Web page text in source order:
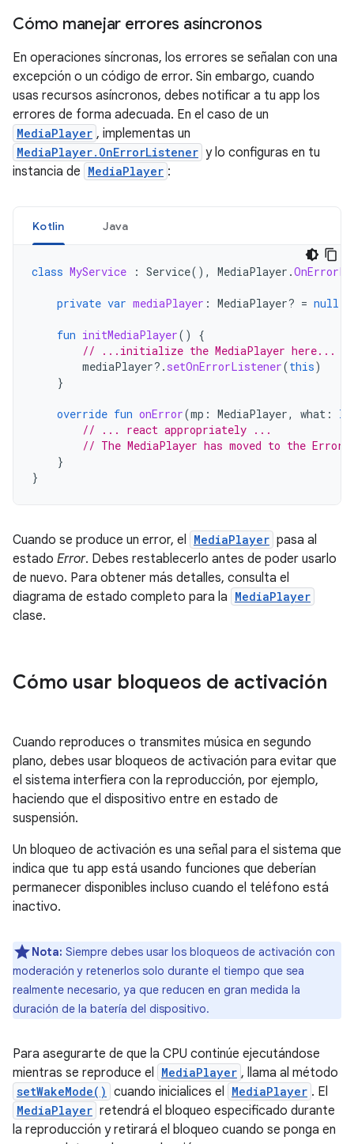
Cómo manejar errores asíncronos
En operaciones síncronas, los errores se señalan con una
excepción o un código de error. Sin embargo, cuando
usas recursos asíncronos, debes notificar a tu app los
errores de forma adecuada. En el caso de un
MediaPlayer , implementas un
MediaPlayer.OnErrorListener y lo configuras en tu
instancia de MediaPlayer :
Kotlin Java
class MyService : Service(), MediaPlayer .
private var mediaPlayer : MediaPlayer? = null
fun initMediaPlayer()
{
// ...initialize the MediaPlayer here...
mediaPlayer?. setOnErrorListener(this)
}
override fun onError(mp : MediaPlayer, what :
// ... react appropriately ...
// The MediaPlayer has moved to the
}
}
Cuando se produce un error, el MediaPlayer pasa al
estado Error. Debes restablecerlo antes de poder usarlo
de nuevo. Para obtener más detalles, consulta el
diagrama de estado completo para la MediaPlayer
clase.
Cómo usar bloqueos de activación
Cuando reproduces o transmites música en segundo
plano, debes usar bloqueos de activación para evitar que
el sistema interfiera con la reproducción, por ejemplo,
haciendo que el dispositivo entre en estado de
suspensión.
Un bloqueo de activación es una señal para el sistema que
indica que tu app está usando funciones que deberían
permanecer disponibles incluso cuando el teléfono está
inactivo.
Nota: Siempre debes usar los bloqueos de activación con
moderación y retenerlos solo durante el tiempo que sea
realmente necesario, ya que reducen en gran medida la
duración de la batería del dispositivo.
Para asegurarte de que la CPU continúe ejecutándose
mientras se reproduce el MediaPlayer , llama al método
setWakeMode() cuando inicialices el MediaPlayer . El
MediaPlayer retendrá el bloqueo especificado durante
la reproducción y retirará el bloqueo cuando se ponga en